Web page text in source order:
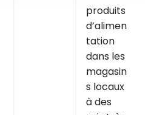
produits
d’alimen
tation
dans les
magasin
s locaux
à des